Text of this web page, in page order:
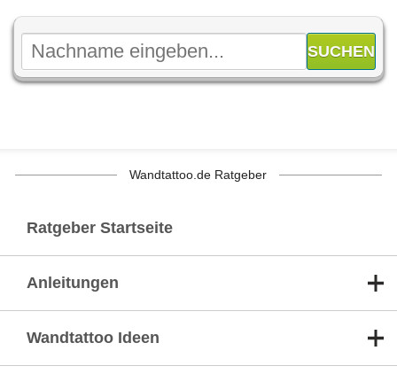
Wandtattoo.de Ratgeber
Ratgeber Startseite
Anleitungen
Wandtattoo Ideen